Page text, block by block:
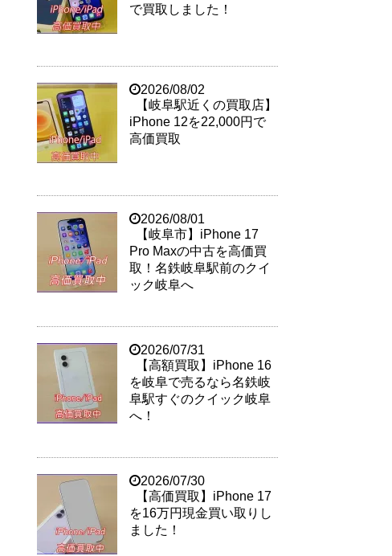
で買取しました！
2026/08/02
【岐阜駅近くの買取店】
iPhone 12を22,000円で
高価買取
2026/08/01
【岐阜市】iPhone 17
Pro Maxの中古を高価買
取！名鉄岐阜駅前のクイ
ック岐阜へ
2026/07/31
【高額買取】iPhone 16
を岐阜で売るなら名鉄岐
阜駅すぐのクイック岐阜
へ！
2026/07/30
【高価買取】iPhone 17
を16万円現金買い取りし
ました！